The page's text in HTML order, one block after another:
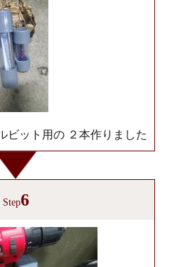
ビット用の ２本作りました
Step6